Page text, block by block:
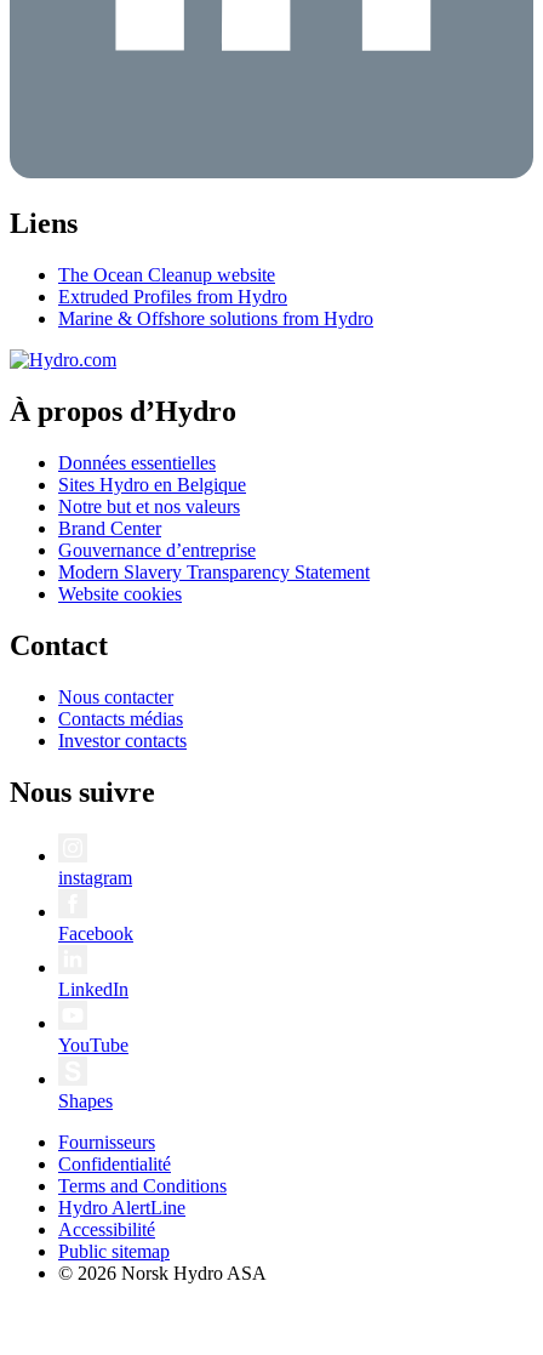
Liens
The Ocean Cleanup website
Extruded Profiles from Hydro
Marine & Offshore solutions from Hydro
À propos d’Hydro
Données essentielles
Sites Hydro en Belgique
Notre but et nos valeurs
Brand Center
Gouvernance d’entreprise
Modern Slavery Transparency Statement
Website cookies
Contact
Nous contacter
Contacts médias
Investor contacts
Nous suivre
instagram
Facebook
LinkedIn
YouTube
Shapes
Fournisseurs
Confidentialité
Terms and Conditions
Hydro AlertLine
Accessibilité
Public sitemap
© 2026 Norsk Hydro ASA